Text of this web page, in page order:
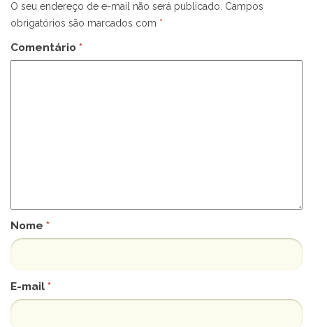
O seu endereço de e-mail não será publicado. Campos
obrigatórios são marcados com *
Comentário *
Nome *
E-mail *